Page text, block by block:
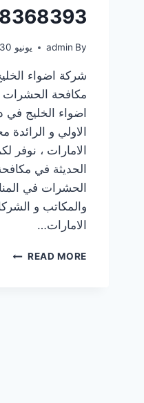
By
admin يونيو 30, 2021
شركة اضواء
اضواء الخليج في
الاولي و
الامارات ، نوفر
الحديثة في
الحشرات في
والمكاتب و
الامارات…
READ MORE